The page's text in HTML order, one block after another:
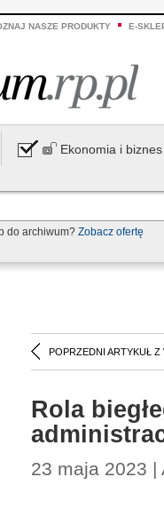
NASZE PRODUKTY E-
Ekonomia i biznes
do archiwum? Zobacz ofertę
POPRZEDNI ARTYKUŁ Z
Rola
23 maja 2023